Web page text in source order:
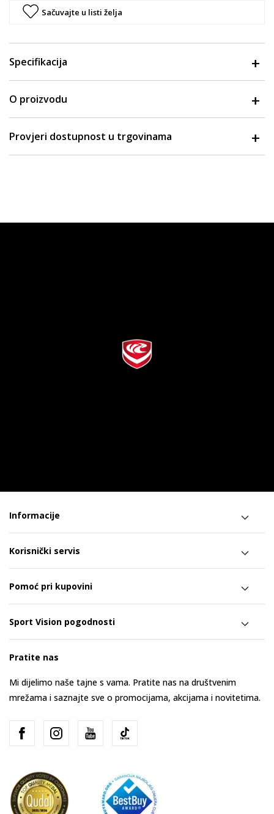
Sačuvajte u listi želja
Specifikacija
O proizvodu
Provjeri dostupnost u trgovinama
Informacije
Korisnički servis
Pomoć pri kupovini
Sport Vision pogodnosti
Pratite nas
Mi dijelimo naše tajne s vama. Pratite nas na društvenim
mrežama i saznajte sve o promocijama, akcijama i novitetima.